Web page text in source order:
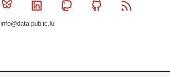
Bluesky Linkedin MastodonGithub
info@data.public.lu